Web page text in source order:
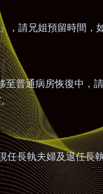
，請兄姐預留時間，
至普通病房恢復中，請
長執夫婦及退任長